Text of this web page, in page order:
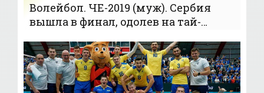
Волейбол. ЧЕ-2019 (муж). Сербия
вышла в финал, одолев на тай-